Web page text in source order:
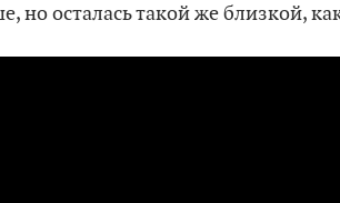
но осталась такой же близкой,